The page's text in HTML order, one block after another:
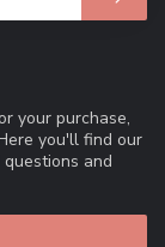
your purchase,
you'll find our
and